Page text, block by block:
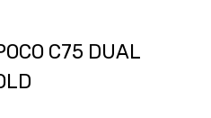
C75 DUAL